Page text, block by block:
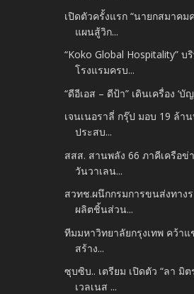
เปิดตัวครั้งแรก “นายกสมาคม
แผนสู้วิก...
“Koko Global Hospitality” บ
โรงแรมครบ...
“ดีอีเอส – ดีป้า” เดินเครื่อง ‘บั
เจนเนอราลี่ กรุ๊ป มอบ 19 ล้า
ประสบ...
สสส. สานพลัง 66 ภาคีเครือข่
วันวาเลน...
สวทช.ผนึกกรมการขนส่งทาง
ผลิตชิ้นส่วน...
ทีมมหาวิทยาลัยกรุงเทพ คว้า
สร้าง...
ซุบซิบ.. เตรียม เปิดตัว “ลา มิ
เวลเนส ...